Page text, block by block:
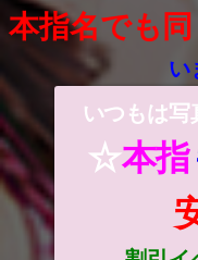
本指名でも
い
いつもは
☆本指